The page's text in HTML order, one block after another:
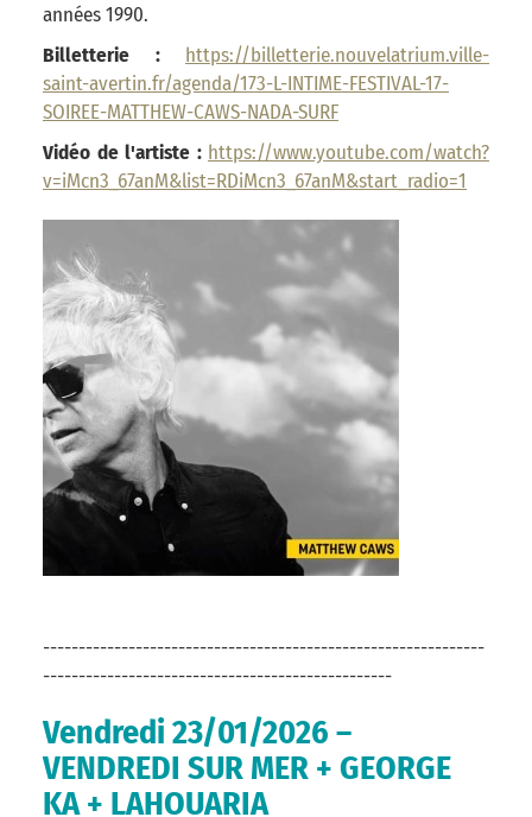
années 1990.
Billetterie :
https://billetterie.nouvelatrium.ville-
saint-avertin.fr/agenda/173-L-INTIME-FESTIVAL-17-
SOIREE-MATTHEW-CAWS-NADA-SURF
Vidéo de l'artiste : https://www.youtube.com/watch?
v=iMcn3_67anM&list=RDiMcn3_67anM&start_radio=1
--------------------------------------------------------------
-------------------------------------------------
Vendredi 23/01/2026 –
VENDREDI SUR MER + GEORGE
KA + LAHOUARIA